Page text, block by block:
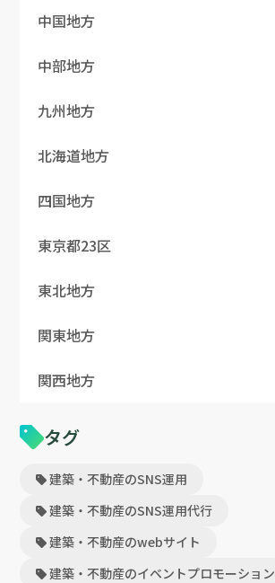
中国地方
中部地方
九州地方
北海道地方
四国地方
東京都23区
東北地方
関東地方
関西地方
タグ
建築・不動産のSNS運用
建築・不動産のSNS運用代行
建築・不動産のwebサイト
建築・不動産のイベントプロモーション